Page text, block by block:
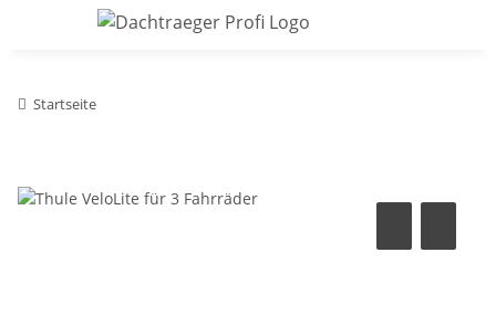
Startseite